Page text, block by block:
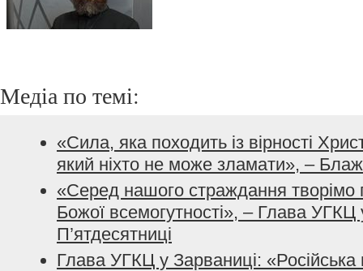
Медіа по темі:
«Сила, яка походить із вірності
який ніхто не може зламати», –
«Серед нашого страждання творімо
Божої всемогутності», – Глава УГКЦ
П’ятдесятниці
Глава УГКЦ у Зарваниці: «Російська